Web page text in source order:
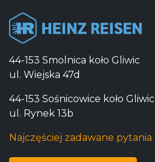
44-153 Smolnica koło Gliwic
ul. Wiejska 47d
44-153 Sośnicowice koło Gliwic
ul. Rynek 13b
Najczęściej zadawane pytania